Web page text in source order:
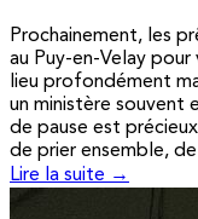
Prochainement, les
au Puy-en-Velay
lieu profondément
un ministère souvent
de pause est
de prier ensemble,
Lire la suite →